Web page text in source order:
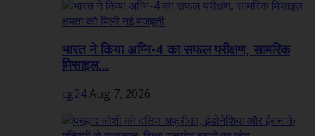
भारत ने किया अग्नि-4 का सफल परीक्षण, सामरिक
मिसाइल...
cg24Aug 7, 2026